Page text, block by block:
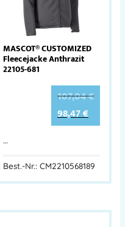
MASCOT® CUSTOMIZED
Fleecejacke Anthrazit
22105-681
107,04€
98,47€
…
Best.-Nr.: CM2210568189